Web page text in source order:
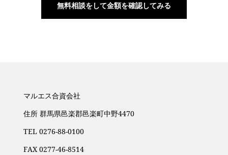
無料相談をして金額を確認してみる
マルエス合資会社
住所 群馬県邑楽郡邑楽町中野4470
TEL 0276-88-0100
FAX 0277-46-8514